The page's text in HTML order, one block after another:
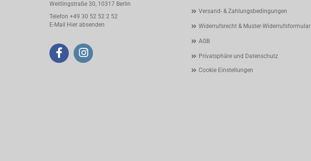
Versand- & Zahlungsbedingungen
Widerrufsrecht & Muster-Widerrufsformular
AGB
Privatsphäre und Datenschutz
Cookie Einstellungen
Weitlingstraße 30, 10317 Berlin
Telefon +49 30 52 52 2 52
E-Mail
Hier absenden